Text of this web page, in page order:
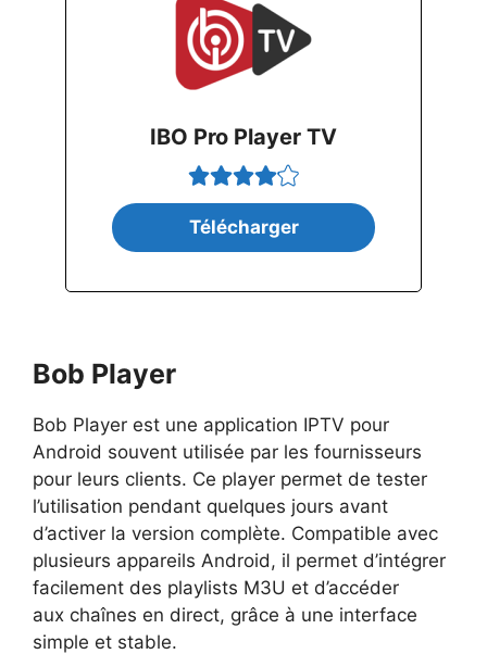
IBO Pro Player TV
Télécharger
Bob Player
Bob Player est une application IPTV pour
Android souvent utilisée par les fournisseurs
pour leurs clients. Ce player permet de tester
l’utilisation pendant quelques jours avant
d’activer la version complète. Compatible avec
plusieurs appareils Android, il permet d’intégrer
facilement des playlists M3U et d’accéder
aux chaînes en direct, grâce à une interface
simple et stable.